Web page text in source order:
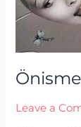
Leave a